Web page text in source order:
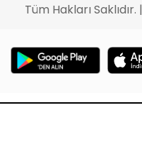
Tüm Hakları Saklıdır. |